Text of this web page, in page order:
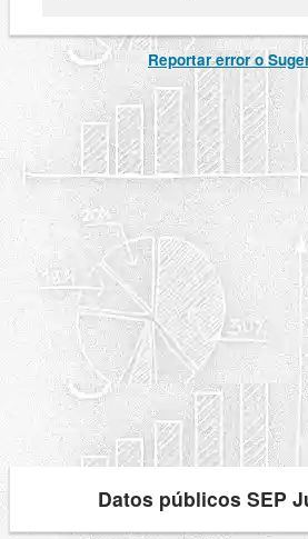
Reportar error o
Datos públicos SEP